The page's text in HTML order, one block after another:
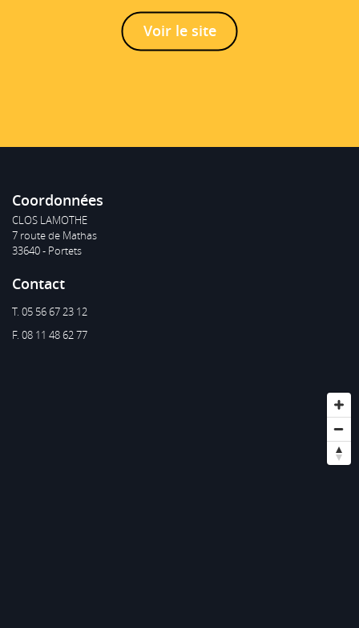
Voir le site
Coordonnées
CLOS LAMOTHE
7 route de Mathas
33640 - Portets
Contact
T. 05 56 67 23 12
F. 08 11 48 62 77